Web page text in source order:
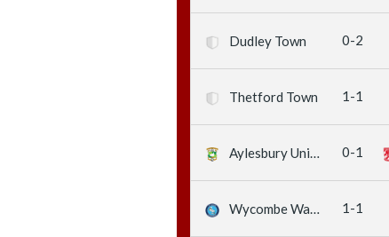
Dudley Town 0-2
Thetford Town 1-1
Aylesbury United 0-1
Wycombe Wanderers 1-1